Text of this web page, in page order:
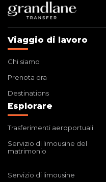
Viaggio di lavoro
Chi siamo
Prenota ora
Destinations
Esplorare
Trasferimenti aeroportuali
Servizio di limousine del
matrimonio
Servizio di limousine